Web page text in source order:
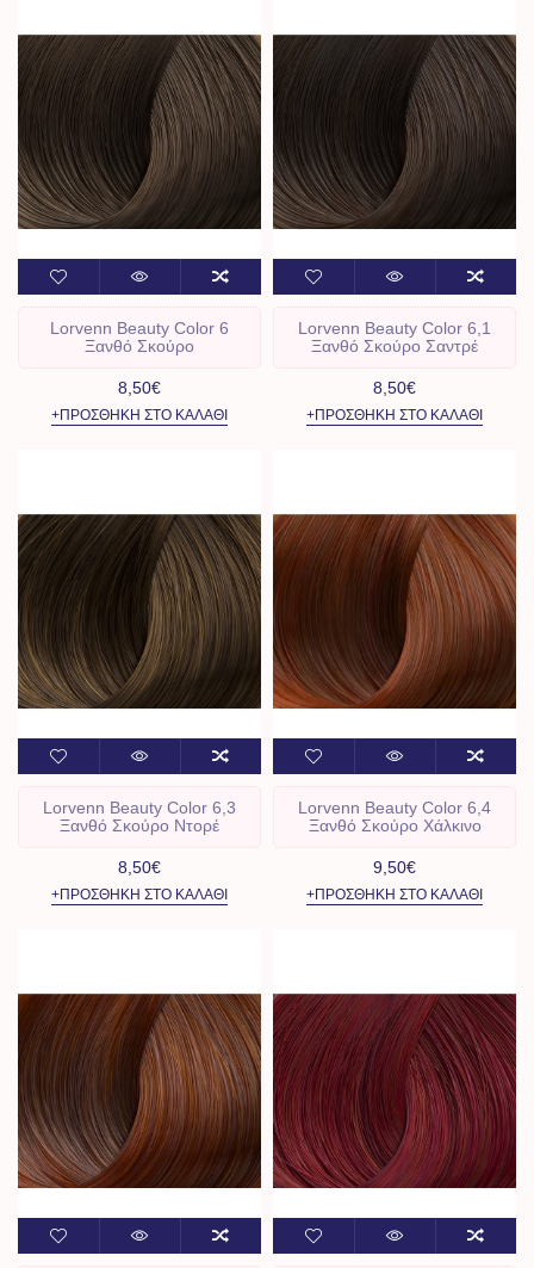
Lorvenn Beauty Color 6
Ξανθό Σκούρο
8,50€
+ΠΡΟΣΘΉΚΗ ΣΤΟ ΚΑΛΆΘΙ
Lorvenn Beauty Color 6,1
Ξανθό Σκούρο Σαντρέ
8,50€
+ΠΡΟΣΘΉΚΗ ΣΤΟ ΚΑΛΆΘΙ
Lorvenn Beauty Color 6,3
Ξανθό Σκούρο Ντορέ
8,50€
+ΠΡΟΣΘΉΚΗ ΣΤΟ ΚΑΛΆΘΙ
Lorvenn Beauty Color 6,4
Ξανθό Σκούρο Χάλκινο
9,50€
+ΠΡΟΣΘΉΚΗ ΣΤΟ ΚΑΛΆΘΙ